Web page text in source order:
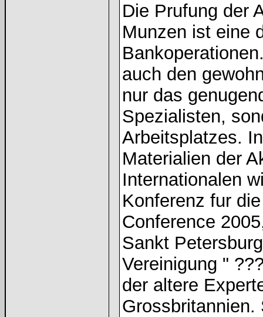
Die Prufung der
Munzen ist eine
auch den
nur das
Spezialisten,
Arbeitsplatzes.
Materialien der
Internationalen
Konferenz fur
Conference
Sankt
Vereinigung "
der altere
Grossbritannien.